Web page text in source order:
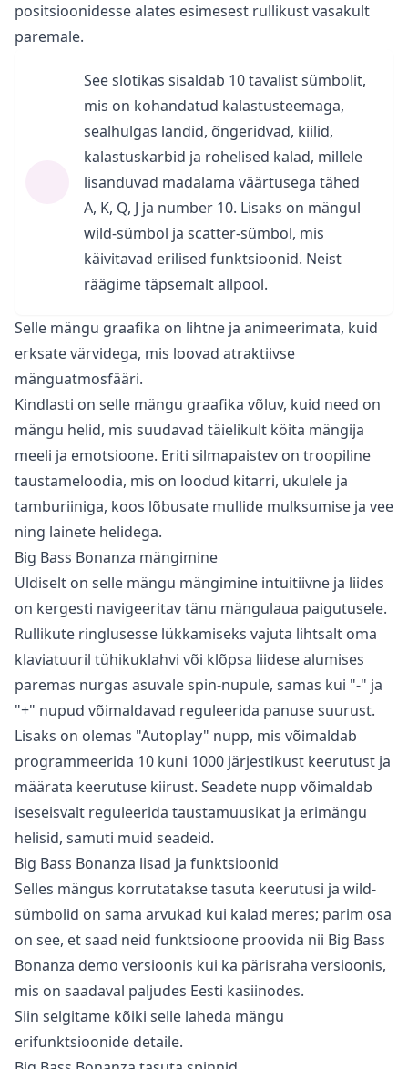
positsioonidesse alates esimesest rullikust vasakult
paremale.
See slotikas sisaldab 10 tavalist sümbolit,
mis on kohandatud kalastusteemaga,
sealhulgas landid, õngeridvad, kiilid,
kalastuskarbid ja rohelised kalad, millele
lisanduvad madalama väärtusega tähed
A, K, Q, J ja number 10. Lisaks on mängul
wild-sümbol ja scatter-sümbol, mis
käivitavad erilised funktsioonid. Neist
räägime täpsemalt allpool.
Selle mängu graafika on lihtne ja animeerimata, kuid
erksate värvidega, mis loovad atraktiivse
mänguatmosfääri.
Kindlasti on selle mängu graafika võluv, kuid need on
mängu helid, mis suudavad täielikult köita mängija
meeli ja emotsioone. Eriti silmapaistev on troopiline
taustameloodia, mis on loodud kitarri, ukulele ja
tamburiiniga, koos lõbusate mullide mulksumise ja vee
ning lainete helidega.
Big Bass Bonanza mängimine
Üldiselt on selle mängu mängimine intuitiivne ja liides
on kergesti navigeeritav tänu mängulaua paigutusele.
Rullikute ringlusesse lükkamiseks vajuta lihtsalt oma
klaviatuuril tühikuklahvi või klõpsa liidese alumises
paremas nurgas asuvale spin-nupule, samas kui "-" ja
"+" nupud võimaldavad reguleerida panuse suurust.
Lisaks on olemas "Autoplay" nupp, mis võimaldab
programmeerida 10 kuni 1000 järjestikust keerutust ja
määrata keerutuse kiirust. Seadete nupp võimaldab
iseseisvalt reguleerida taustamuusikat ja erimängu
helisid, samuti muid seadeid.
Big Bass Bonanza lisad ja funktsioonid
Selles mängus korrutatakse tasuta keerutusi ja wild-
sümbolid on sama arvukad kui kalad meres; parim osa
on see, et saad neid funktsioone proovida nii Big Bass
Bonanza demo versioonis kui ka pärisraha versioonis,
mis on saadaval paljudes Eesti kasiinodes.
Siin selgitame kõiki selle laheda mängu
erifunktsioonide detaile.